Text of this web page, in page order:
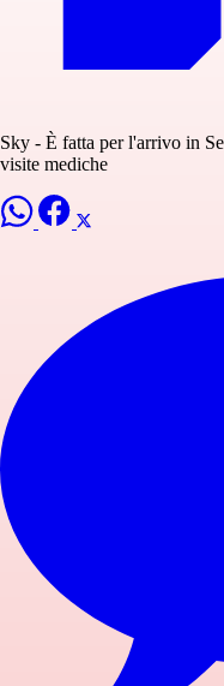
Sky - È fatta per l'arrivo in
visite mediche